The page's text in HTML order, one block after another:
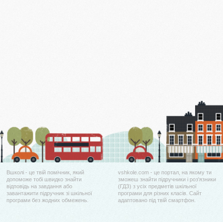
Вшколі - це твій помічник, який
допоможе тобі швидко знайти
відповідь на завдання або
завантажити підручник зі шкільної
програми без жодних обмежень.
vshkole.com - це портал, на якому ти
зможеш знайти підручники і роз'язники
(ГДЗ) з усіх предметів шкільної
програми для різних класів. Сайт
адаптовано під твій смартфон.